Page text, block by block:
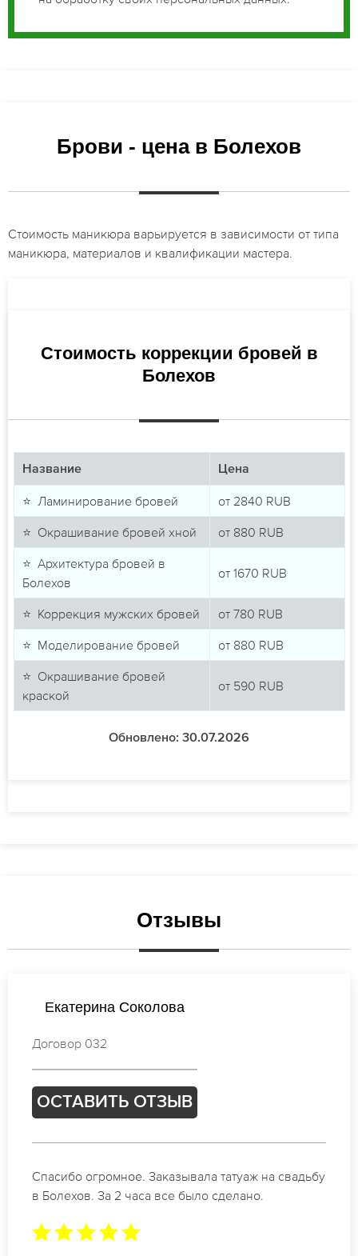
Брови - цена в Болехов
Стоимость маникюра варьируется в зависимости от типа
маникюра, материалов и квалификации мастера.
Стоимость коррекции бровей в
Болехов
Название Цена
⭐ Ламинирование бровей от 2840 RUB
⭐ Окрашивание бровей хной от 880 RUB
⭐ Архитектура бровей в
Болехов
от 1670 RUB
⭐ Коррекция мужских бровей от 780 RUB
⭐ Моделирование бровей от 880 RUB
⭐ Окрашивание бровей
краской
от 590 RUB
Обновлено: 30.07.2026
Отзывы
ОТЗЫВ
Заказывала татуаж на свадьбу
все было сделано.
Отличные